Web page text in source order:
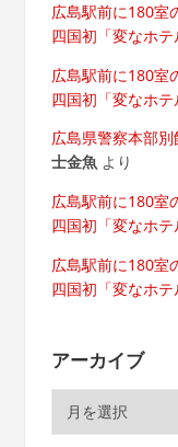
広島駅前に180室
四国初「変なホテ
広島駅前に180室
四国初「変なホテ
広島県警察本部
士金魚より
広島駅前に180室
四国初「変なホテ
広島駅前に180室
四国初「変なホテ
アーカイブ